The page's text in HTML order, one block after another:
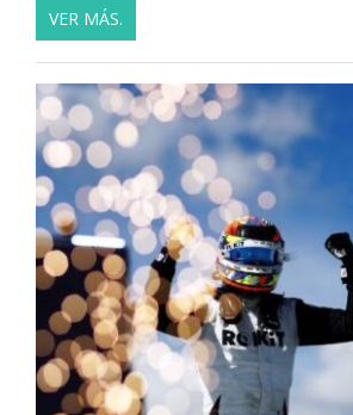
VER MÁS.